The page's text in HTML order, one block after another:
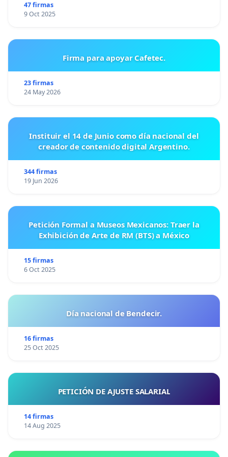
47 firmas
9 Oct 2025
Firma para apoyar Cafetec.
23 firmas
24 May 2026
Instituir el 14 de Junio como día nacional del
creador de contenido digital Argentino.
344 firmas
19 Jun 2026
Petición Formal a Museos Mexicanos: Traer la
Exhibición de Arte de RM (BTS) a México
15 firmas
6 Oct 2025
Día nacional de Bendecir.
16 firmas
25 Oct 2025
PETICIÓN DE AJUSTE SALARIAL
14 firmas
14 Aug 2025